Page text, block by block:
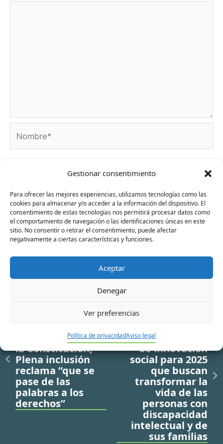
Gestionar consentimiento
Para ofrecer las mejores experiencias, utilizamos tecnologías como las
cookies para almacenar y/o acceder a la información del dispositivo. El
consentimiento de estas tecnologías nos permitirá procesar datos como
el comportamiento de navegación o las identificaciones únicas en este
sitio. No consentir o retirar el consentimiento, puede afectar
negativamente a ciertas características y funciones.
Aceptar
Denegar
Ver preferencias
Política de privacidadAviso legal
Nombre*
Web
Ir a noticia anterior
de la reforma de
la Constitución,
Plena inclusión
reclama “que se
pase de las
palabras a los
derechos”
Ir a noticia siguiente
diseña proyectos
de innovación
social para 2025
que buscan
transformar la
vida de las
personas con
discapacidad
intelectual y de
sus familias